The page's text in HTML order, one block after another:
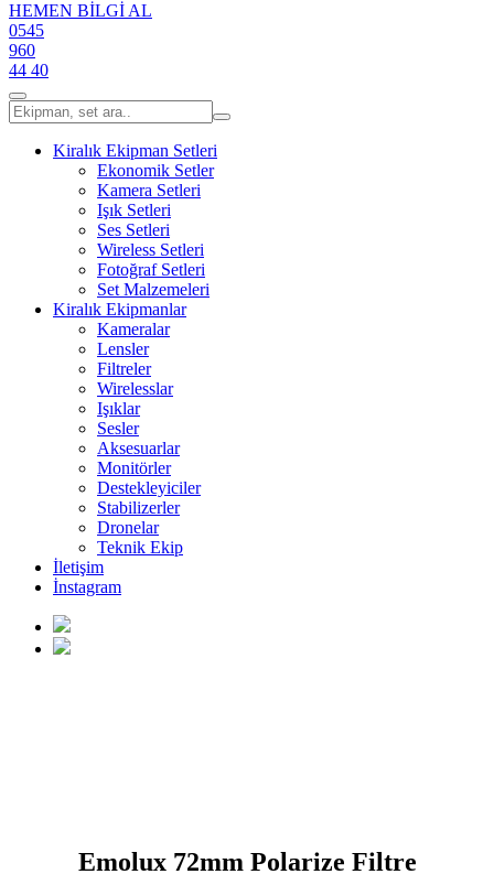
HEMEN BİLGİ AL
0545
960
44 40
Kiralık Ekipman Setleri
Ekonomik Setler
Kamera Setleri
Işık Setleri
Ses Setleri
Wireless Setleri
Fotoğraf Setleri
Set Malzemeleri
Kiralık Ekipmanlar
Kameralar
Lensler
Filtreler
Wirelesslar
Işıklar
Sesler
Aksesuarlar
Monitörler
Destekleyiciler
Stabilizerler
Dronelar
Teknik Ekip
İletişim
İnstagram
Emolux 72mm Polarize Filtre